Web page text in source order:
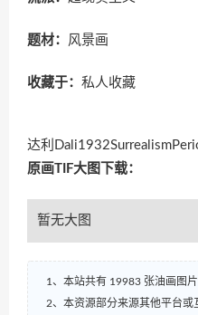
题材： 风景画
收藏于： 私人收藏
达利
原画TIF大图下载：
暂无大图
1、本站共有 19983 张油画图片
2、本资源部分来源其他平台